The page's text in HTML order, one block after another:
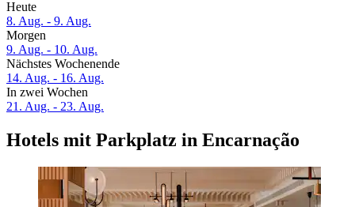
Heute
8. Aug. - 9. Aug.
Morgen
9. Aug. - 10. Aug.
Nächstes Wochenende
14. Aug. - 16. Aug.
In zwei Wochen
21. Aug. - 23. Aug.
Hotels mit Parkplatz in Encarnação